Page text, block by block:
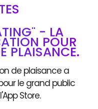
- LA
POUR
PLAISANCE.
de plaisance a
le grand public
Store.